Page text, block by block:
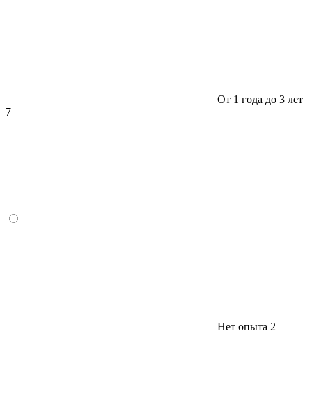
От 1 года до 3 лет
7
Нет опыта 2